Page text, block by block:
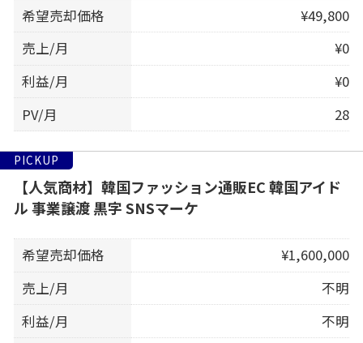
希望売却価格
¥49,800
売上/月
¥0
利益/月
¥0
PV/月
28
PICKUP
【人気商材】韓国ファッション通販EC 韓国アイド
ル 事業譲渡 黒字 SNSマーケ
希望売却価格
¥1,600,000
売上/月
不明
利益/月
不明